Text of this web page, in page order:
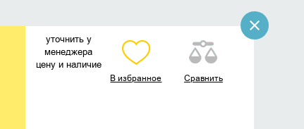
уточнить у
менеджера
цену и наличие
В избранное Сравнить